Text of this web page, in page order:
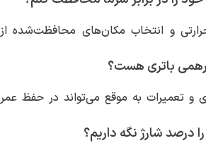
و انتخاب مکان‌های محافظت‌شده از
باتری هست؟
و تعمیرات به موقع می‌تواند در حفظ عمر
درصد شارژ نگه داریم؟